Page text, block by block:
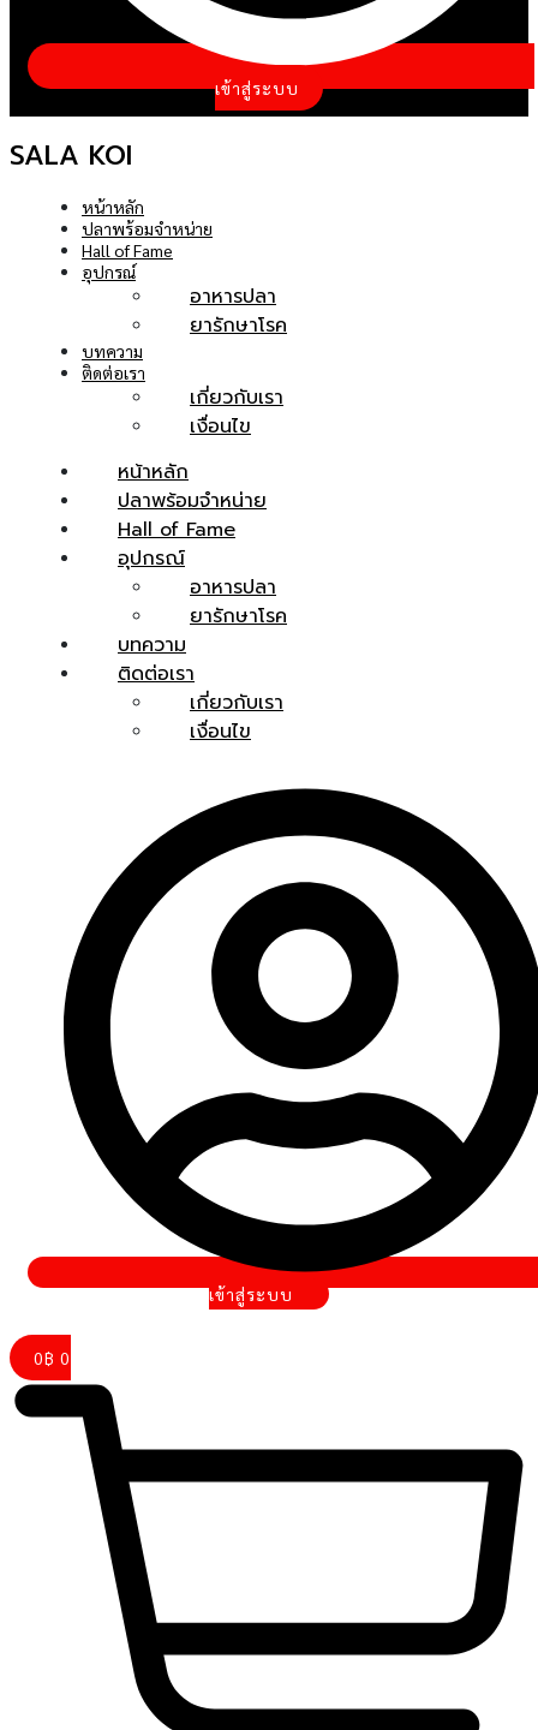
เข้าสู่ระบบ
SALA KOI
หน้าหลัก
ปลาพร้อมจำหน่าย
Hall of Fame
อุปกรณ์
อาหารปลา
ยารักษาโรค
บทความ
ติดต่อเรา
เกี่ยวกับเรา
เงื่อนไข
หน้าหลัก
ปลาพร้อมจำหน่าย
Hall of Fame
อุปกรณ์
อาหารปลา
ยารักษาโรค
บทความ
ติดต่อเรา
เกี่ยวกับเรา
เงื่อนไข
เข้าสู่ระบบ
0฿ 0